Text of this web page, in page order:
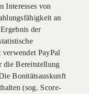
Interesses von
an
der
PayPal
die Bereitstellung
Bonitätsauskunft
(sog. Score-